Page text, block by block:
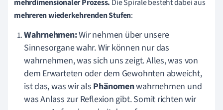
mehrdimensionaler Prozess. Die Spirale besteht dabei aus
mehreren wiederkehrenden Stufen:
Wahrnehmen:Wir nehmen über unsere
Sinnesorgane wahr. Wir können nur das
wahrnehmen, was sich uns zeigt. Alles, was von
dem Erwarteten oder dem Gewohnten abweicht,
ist das, was wir als Phänomenwahrnehmen und
was Anlass zur Reflexion gibt. Somit richten wir